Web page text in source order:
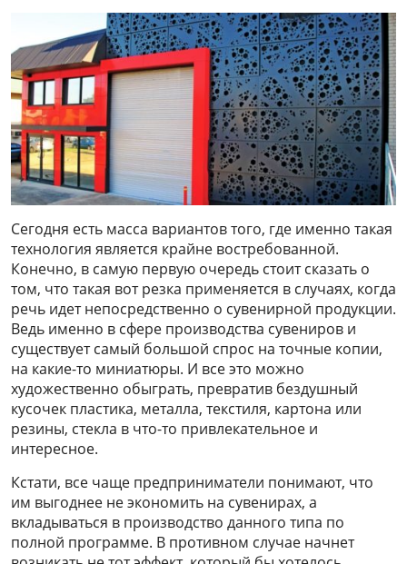
Сегодня есть масса вариантов того, где именно такая
технология является крайне востребованной.
Конечно, в самую первую очередь стоит сказать о
том, что такая вот резка применяется в случаях, когда
речь идет непосредственно о сувенирной продукции.
Ведь именно в сфере производства сувениров и
существует самый большой спрос на точные копии,
на какие-то миниатюры. И все это можно
художественно обыграть, превратив бездушный
кусочек пластика, металла, текстиля, картона или
резины, стекла в что-то привлекательное и
интересное.
Кстати, все чаще предприниматели понимают, что
им выгоднее не экономить на сувенирах, а
вкладываться в производство данного типа по
полной программе. В противном случае начнет